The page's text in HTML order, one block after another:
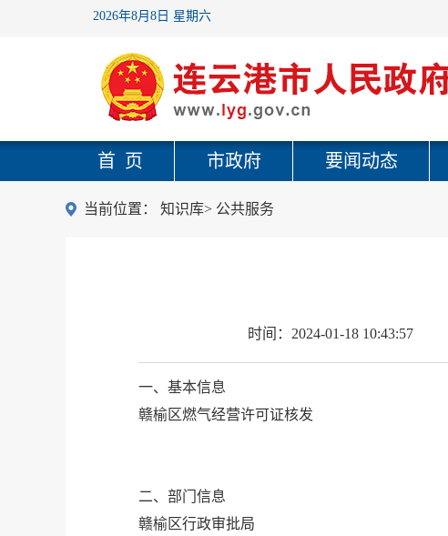
2026年8月8日 星期六
首 页 市政府 要闻动态
当前位置： 知识库> 公共服务
时间： 2024-01-18 10:43:57
一、基本信息
赣榆区燃气经营许可证核发
二、部门信息
赣榆区行政审批局